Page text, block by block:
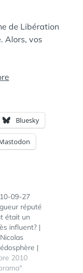
de Libération
Alors, vos
Bluesky
09-27
réputé
était un
influent? |
|
chance de
2010